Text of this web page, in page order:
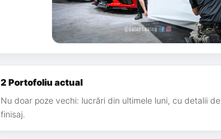
2 Portofoliu actual
Nu doar poze vechi: lucrări din ultimele luni, cu detalii de
finisaj.